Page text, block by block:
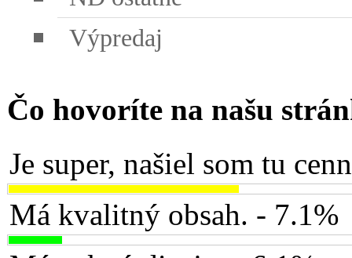
Výpredaj
Čo hovoríte na našu
Je super, našiel som tu
Má kvalitný obsah. - 7.1%